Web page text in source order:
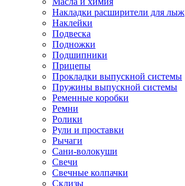
Накладки расширители для лыж
Наклейки
Подвеска
Подножки
Подшипники
Прицепы
Прокладки выпускной системы
Пружины выпускной системы
Ременные коробки
Ремни
Ролики
Рули и проставки
Рычаги
Сани-волокуши
Свечи
Свечные колпачки
Склизы